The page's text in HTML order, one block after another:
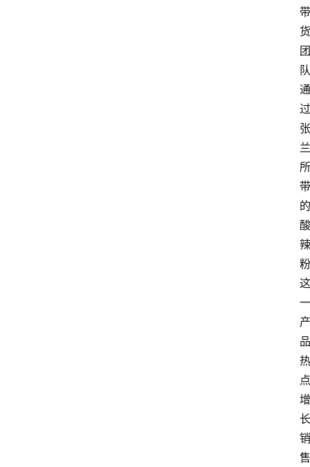
带
货
团
队
通
过
张
兰
所
带
的
酸
辣
粉
这
一
产
品
热
点
增
长
销
售